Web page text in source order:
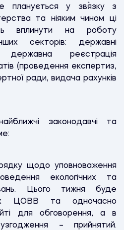
планується у зв`язку з
та ніяким чином ці
вплинути на роботу
секторів: державні
реєстрація
(проведення експертиз,
ради, видача рахунків
законодавчі та
щодо уповноваження
екологічних та
Цього тижня буде
ЦОВВ та одночасно
для обговорення, а в
– прийнятий.